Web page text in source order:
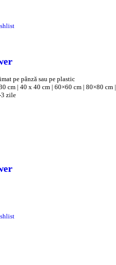
pe pânză sau pe plastic
cm | 40 x 40 cm | 60×60 cm | 80×80 cm |
3 zile